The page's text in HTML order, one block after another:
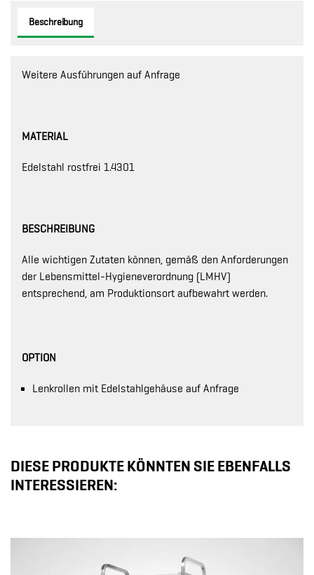
Beschreibung
Weitere Ausführungen auf Anfrage
MATERIAL
Edelstahl rostfrei 1.4301
BESCHREIBUNG
Alle wichtigen Zutaten können, gemäß den Anforderungen
der Lebensmittel-Hygieneverordnung (LMHV)
entsprechend, am Produktionsort aufbewahrt werden.
OPTION
Lenkrollen mit Edelstahlgehäuse auf Anfrage
DIESE PRODUKTE KÖNNTEN SIE EBENFALLS
INTERESSIEREN: